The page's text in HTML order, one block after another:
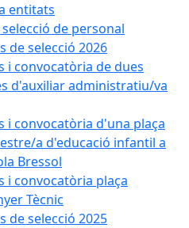
entitats
de personal
de selecció 2026
i convocatòria de dues
d'auxiliar administratiu/va
i convocatòria d'una plaça
a d'educació infantil a
Bressol
i convocatòria plaça
Tècnic
de selecció 2025